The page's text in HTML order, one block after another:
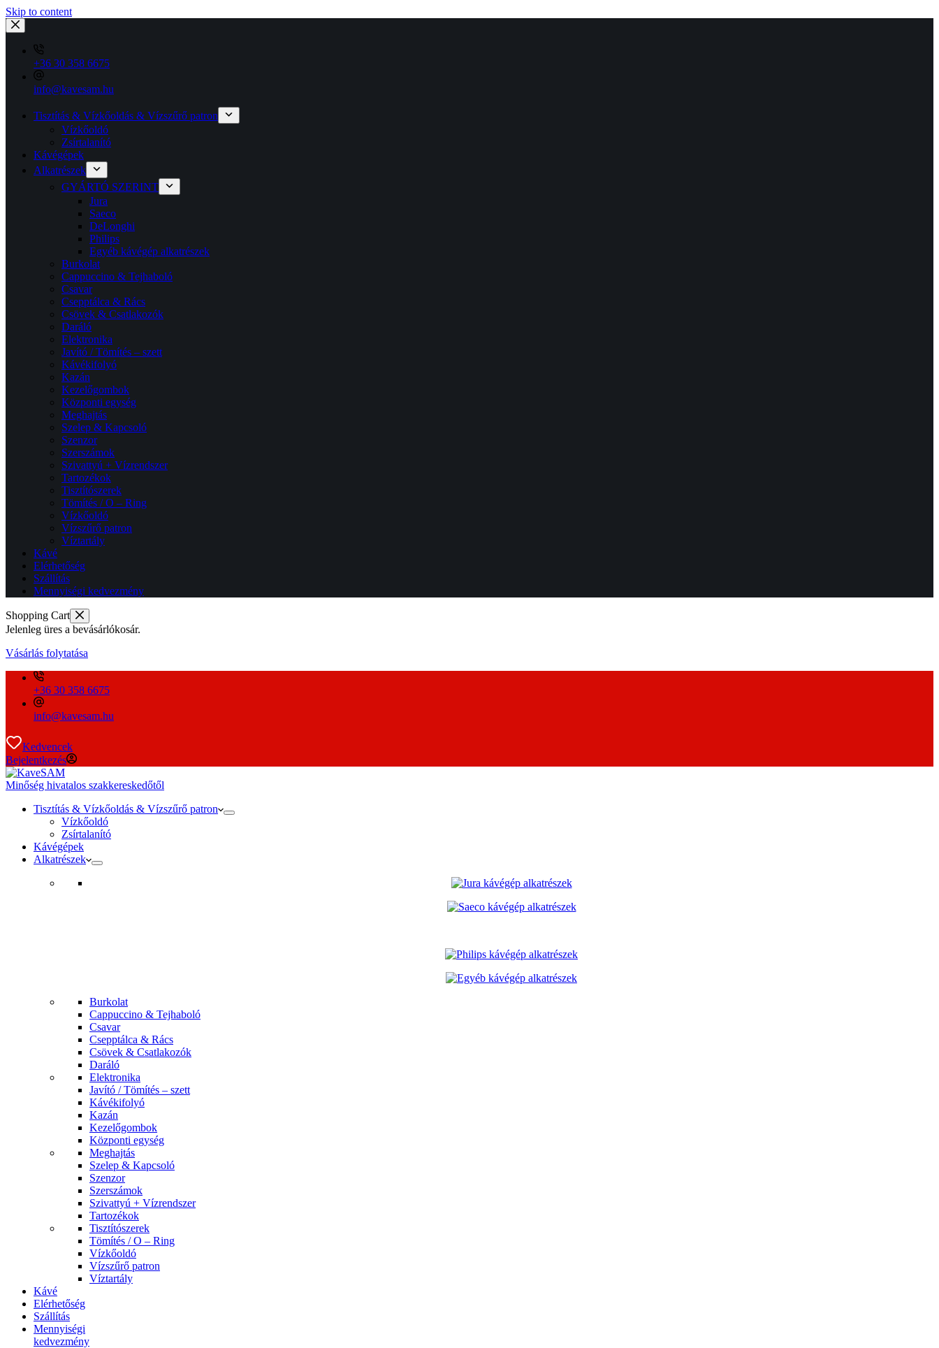
Skip to content
+36 30 358 6675
info@kavesam.hu
Tisztítás & Vízkőoldás & Vízszűrő patron
Vízkőoldó
Zsírtalanító
Kávégépek
Alkatrészek
GYÁRTÓ SZERINT
Jura
Saeco
DeLonghi
Philips
Egyéb kávégép alkatrészek
Burkolat
Cappuccino & Tejhaboló
Csavar
Csepptálca & Rács
Csövek & Csatlakozók
Daráló
Elektronika
Javító / Tömítés – szett
Kávékifolyó
Kazán
Kezelőgombok
Központi egység
Meghajtás
Szelep & Kapcsoló
Szenzor
Szerszámok
Szivattyú + Vízrendszer
Tartozékok
Tisztítószerek
Tömítés / O – Ring
Vízkőoldó
Vízszűrő patron
Víztartály
Kávé
Elérhetőség
Szállítás
Mennyiségi kedvezmény
Shopping Cart
Jelenleg üres a bevásárlókosár.
Vásárlás folytatása
+36 30 358 6675
info@kavesam.hu
Kedvencek
Bejelentkezés
Minőség hivatalos szakkereskedőtől
Tisztítás & Vízkőoldás & Vízszűrő patron
Vízkőoldó
Zsírtalanító
Kávégépek
Alkatrészek
Burkolat
Cappuccino & Tejhaboló
Csavar
Csepptálca & Rács
Csövek & Csatlakozók
Daráló
Elektronika
Javító / Tömítés – szett
Kávékifolyó
Kazán
Kezelőgombok
Központi egység
Meghajtás
Szelep & Kapcsoló
Szenzor
Szerszámok
Szivattyú + Vízrendszer
Tartozékok
Tisztítószerek
Tömítés / O – Ring
Vízkőoldó
Vízszűrő patron
Víztartály
Kávé
Elérhetőség
Szállítás
Mennyiségi
kedvezmény